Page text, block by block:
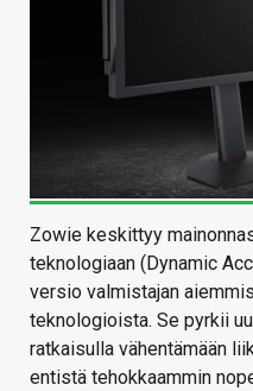
Zowie keskittyy
teknologiaan (Dynamic
versio valmistajan
teknologioista. Se pyrkii
ratkaisulla vähentämään
entistä tehokkaammin